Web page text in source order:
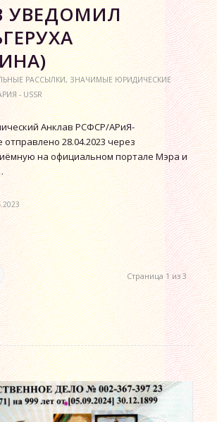
УВЕДОМИЛ
РАССЫЛКИ,ЗНАЧИМЫЕ ЮРИДИЧЕСКИЕ
- USSR
Анклав РСФСР/АРиЯ-
28.04.2023 через
на официальном портале Мэра и
Страница 1 из 3